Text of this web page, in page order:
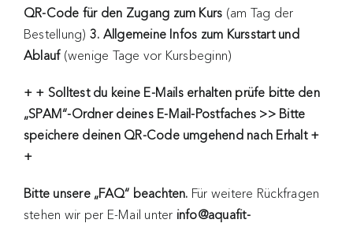
QR-Code für den Zugang zum Kurs (am Tag der
Bestellung) 3. Allgemeine Infos zum Kursstart und
Ablauf (wenige Tage vor Kursbeginn)
+ + Solltest du keine E-Mails erhalten prüfe bitte den
„SPAM“-Ordner deines E-Mail-Postfaches >> Bitte
speichere deinen QR-Code umgehend nach Erhalt +
+
Bitte unsere „FAQ“ beachten. Für weitere Rückfragen
stehen wir per E-Mail unter info@aquafit-